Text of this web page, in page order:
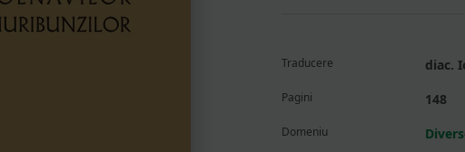
Traducere diac.
Pagini 148
Domeniu